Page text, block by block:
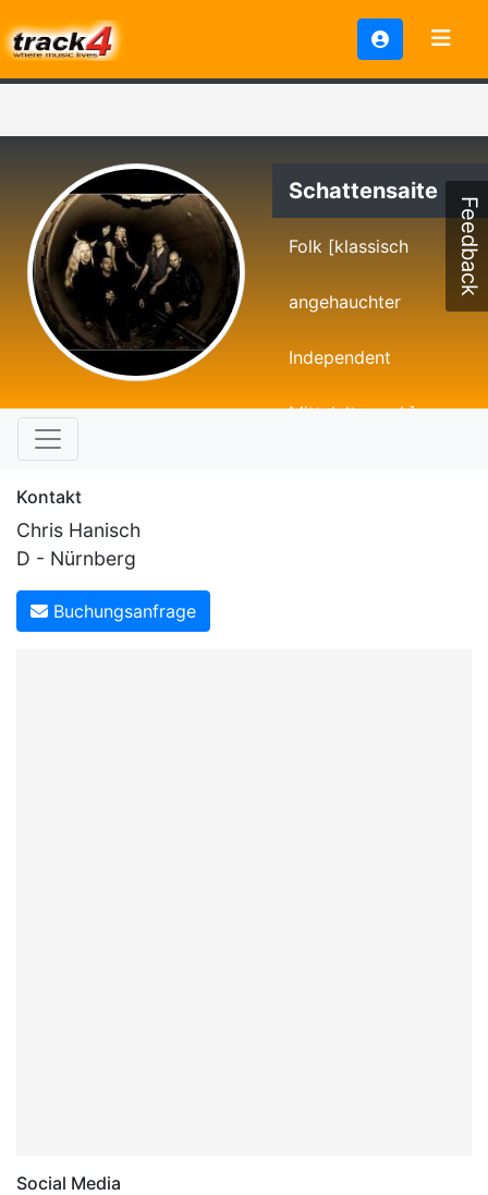
Schattensaite
Folk [klassisch
angehauchter
Independent
Mittelalterrock]
Kontakt
Chris Hanisch
D - Nürnberg
Buchungsanfrage
Social Media
Feedback